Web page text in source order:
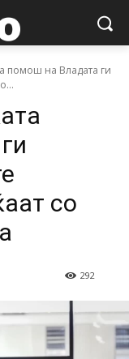
помош на Владата ги
со
292